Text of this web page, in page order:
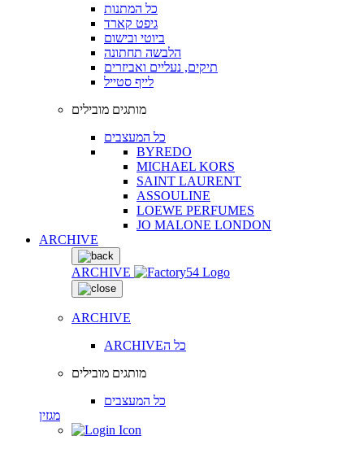
כל המתנות
גיפט קארד
ביוטי ובישום
הלבשה תחתונה
תיקים, נעליים ואביזרים
לייף סטייל
מותגים מובילים
כל המעצבים
BYREDO
MICHAEL KORS
SAINT LAURENT
ASSOULINE
LOEWE PERFUMES
JO MALONE LONDON
ARCHIVE
ARCHIVE
ARCHIVE
ARCHIVEכל ה
מותגים מובילים
כל המעצבים
מגזין